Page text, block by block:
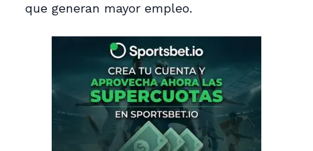
que generan mayor empleo.